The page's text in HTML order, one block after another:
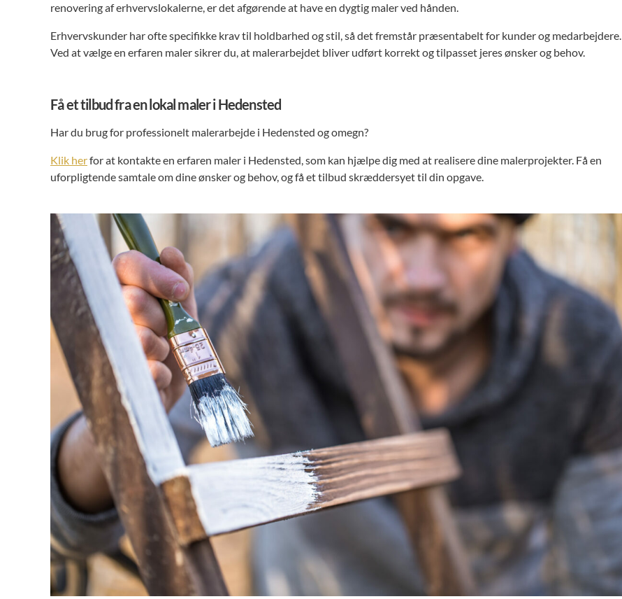
renovering af erhvervslokalerne, er det afgørende at have en dygtig maler ved hånden.
Erhvervskunder har ofte specifikke krav til holdbarhed og stil, så det fremstår præsentabelt for kunder og medarbejdere.
Ved at vælge en erfaren maler sikrer du, at malerarbejdet bliver udført korrekt og tilpasset jeres ønsker og behov.
Få et tilbud fra en lokal maler i Hedensted
Har du brug for professionelt malerarbejde i Hedensted og omegn?
Klik herfor at kontakte en erfaren maler i Hedensted, som kan hjælpe dig med at realisere dine malerprojekter. Få en
uforpligtende samtale om dine ønsker og behov, og få et tilbud skræddersyet til din opgave.